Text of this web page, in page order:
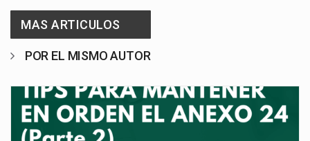
MAS ARTICULOS
POR EL MISMO AUTOR